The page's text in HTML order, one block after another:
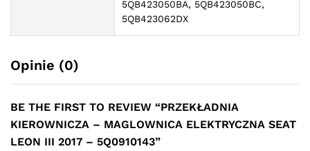
5QB423050BA, 5QB423050BC,
5QB423062DX
Opinie (0)
BE THE FIRST TO REVIEW “PRZEKŁADNIA
KIEROWNICZA – MAGLOWNICA ELEKTRYCZNA SEAT
LEON III 2017 – 5Q0910143”